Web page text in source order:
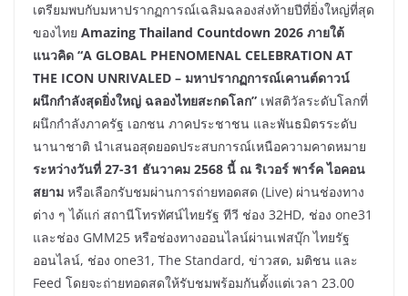
เตรียมพบกับมหาปรากฏการณ์เฉลิมฉลองส่งท้ายปีที่ยิ่งใหญ่ที่สุด
ของไทย Amazing Thailand Countdown 2026 ภายใต้
แนวคิด “A GLOBAL PHENOMENAL CELEBRATION AT
THE ICON UNRIVALED – มหาปรากฏการณ์เคานต์ดาวน์
ผนึกกำลังสุดยิ่งใหญ่ ฉลองไทยสะกดโลก” เฟสติวัลระดับโลกที่
ผนึกกำลังภาครัฐ เอกชน ภาคประชาชน และพันธมิตรระดับ
นานาชาติ นำเสนอสุดยอดประสบการณ์เหนือความคาดหมาย
ระหว่างวันที่ 27-31 ธันวาคม 2568 นี้ ณ ริเวอร์ พาร์ค ไอคอน
สยาม หรือเลือกรับชมผ่านการถ่ายทอดสด (Live) ผ่านช่องทาง
ต่าง ๆ ได้แก่ สถานีโทรทัศน์ไทยรัฐ ทีวี ช่อง 32HD, ช่อง one31
และช่อง GMM25 หรือช่องทางออนไลน์ผ่านเฟสบุ๊ก ไทยรัฐ
ออนไลน์, ช่อง one31, The Standard, ข่าวสด, มติชน และ
Feed โดยจะถ่ายทอดสดให้รับชมพร้อมกันตั้งแต่เวลา 23.00